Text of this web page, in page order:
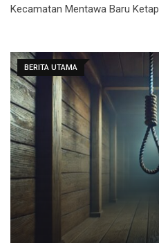
Kecamatan Mentawa Baru
BERITA UTAMA